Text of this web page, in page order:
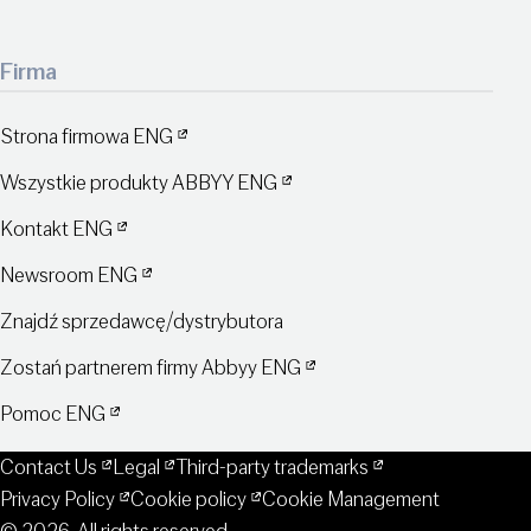
Firma
Strona firmowa ENG
Wszystkie produkty ABBYY ENG
Kontakt ENG
Newsroom ENG
Znajdź sprzedawcę/dystrybutora
Zostań partnerem firmy Abbyy ENG
Pomoc ENG
Contact Us Legal
Third-party trademarks
Privacy Policy
Cookie policy
Cookie Management